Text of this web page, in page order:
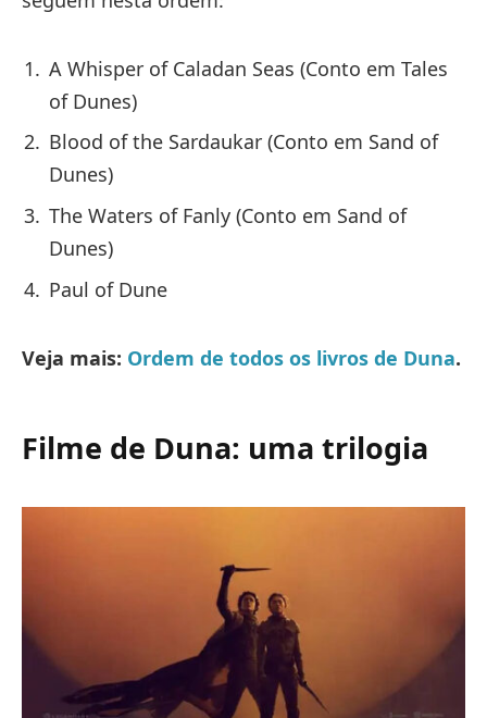
A Whisper of Caladan Seas (Conto em Tales
of Dunes)
Blood of the Sardaukar (Conto em Sand of
Dunes)
The Waters of Fanly (Conto em Sand of
Dunes)
Paul of Dune
Veja mais: Ordem de todos os livros de Duna.
Filme de Duna: uma trilogia